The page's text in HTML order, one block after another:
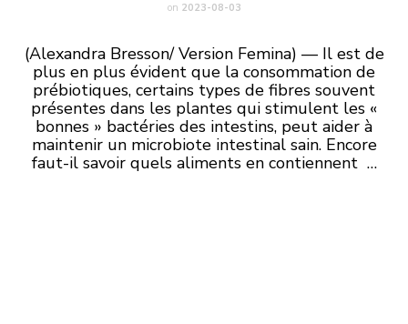
on 2023-08-03
(Alexandra Bresson/ Version Femina) — Il est de
plus en plus évident que la consommation de
prébiotiques, certains types de fibres souvent
présentes dans les plantes qui stimulent les «
bonnes » bactéries des intestins, peut aider à
maintenir un microbiote intestinal sain. Encore
faut-il savoir quels aliments en contiennent …